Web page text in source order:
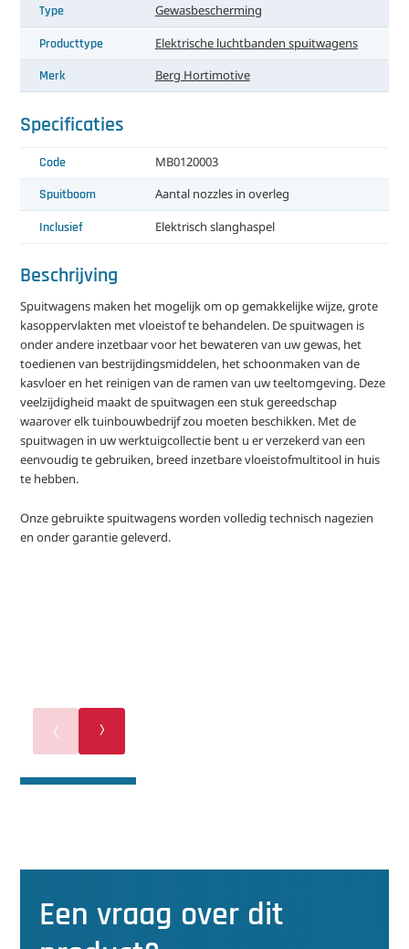
Laatst toegevoegd
Type Gewasbescherming
Producttype Elektrische luchtbanden spuitwagens
Merk Berg Hortimotive
Specificaties
Code MB0120003
Spuitboom Aantal nozzles in overleg
Inclusief Elektrisch slanghaspel
Beschrijving
Spuitwagens maken het mogelijk om op gemakkelijke wijze, grote
kasoppervlakten met vloeistof te behandelen. De spuitwagen is
onder andere inzetbaar voor het bewateren van uw gewas, het
toedienen van bestrijdingsmiddelen, het schoonmaken van de
kasvloer en het reinigen van de ramen van uw teeltomgeving. Deze
veelzijdigheid maakt de spuitwagen een stuk gereedschap
waarover elk tuinbouwbedrijf zou moeten beschikken. Met de
spuitwagen in uw werktuigcollectie bent u er verzekerd van een
eenvoudig te gebruiken, breed inzetbare vloeistofmultitool in huis
te hebben.
Onze gebruikte spuitwagens worden volledig technisch nagezien
en onder garantie geleverd.
Een vraag over dit